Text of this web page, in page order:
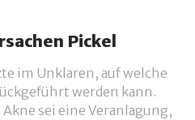
Pickel
im Unklaren, auf welche
werden kann.
sei eine Veranlagung,